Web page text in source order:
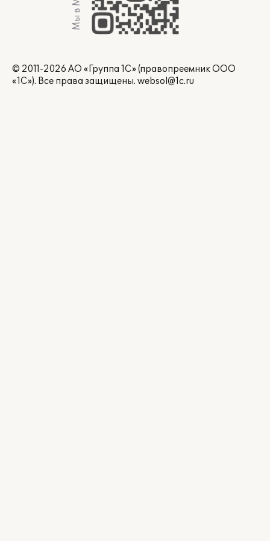
© 2011-2026 АО «Группа 1С» (правопреемник ООО
«1С»). Все права защищены. websol@1c.ru